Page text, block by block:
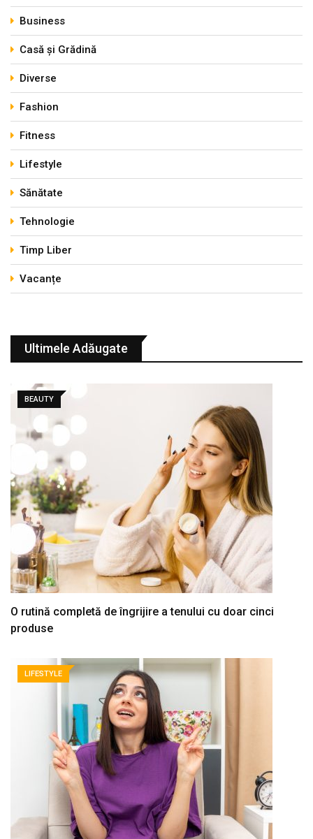
Business
Casă și Grădină
Diverse
Fashion
Fitness
Lifestyle
Sănătate
Tehnologie
Timp Liber
Vacanțe
Ultimele Adăugate
BEAUTY
O rutină completă de îngrijire a tenului cu doar cinci
produse
LIFESTYLE